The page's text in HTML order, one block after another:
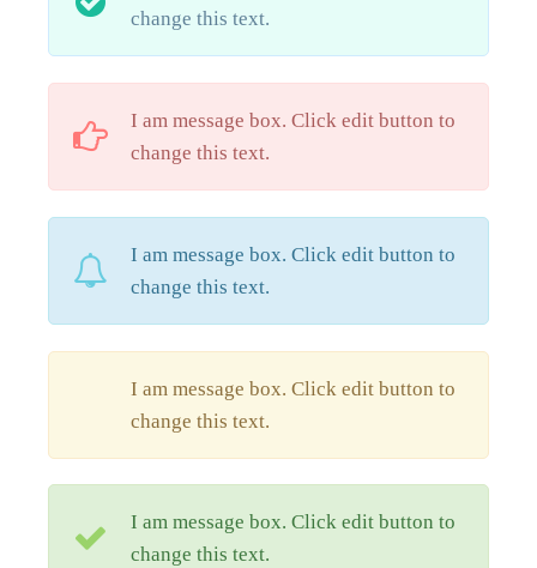
change this text.
I am message box. Click edit button to
change this text.
I am message box. Click edit button to
change this text.
I am message box. Click edit button to
change this text.
I am message box. Click edit button to
change this text.